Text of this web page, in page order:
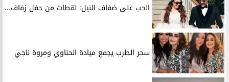
الحب على ضفاف النيل: لقطات من حفل زفاف...
سحر الطرب يجمع ميادة الحناوي ومروة ناجي